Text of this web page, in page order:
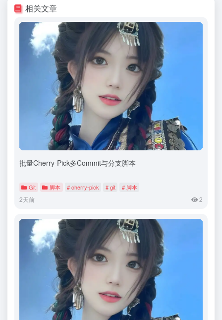
相关文章
批量Cherry-Pick多Commit与分支脚本
Git 脚本 # cherry-pick # git # 脚本
2天前 2